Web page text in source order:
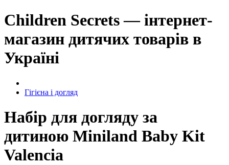
Children Secrets — інтернет-
магазин дитячих товарів в
Україні
Гігієна і догляд
Набір для догляду за
дитиною Miniland Baby Kit
Valencia